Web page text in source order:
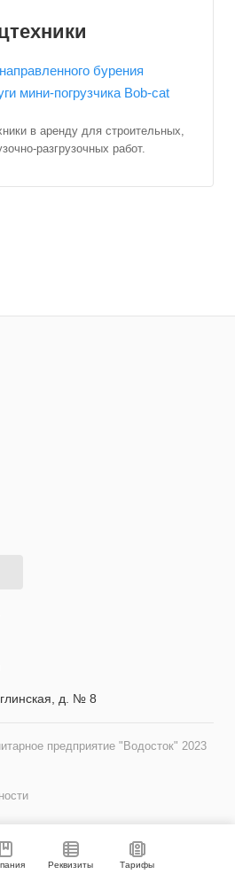
бурения
мини-погрузчика Bob-cat
в аренду для строительных,
разгрузочных работ.
д. № 8
предприятие "Водосток" 2023
Реквизиты Тарифы